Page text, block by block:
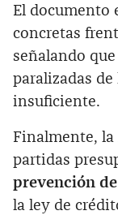
El documento
concretas
señalando
paralizadas de
insuficiente.
Finalmente, la
partidas
prevención
la ley de